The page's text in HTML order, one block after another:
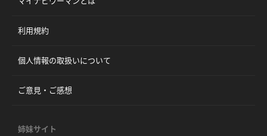
利用規約
個人情報の取扱いについて
ご意見・ご感想
姉妹サイト